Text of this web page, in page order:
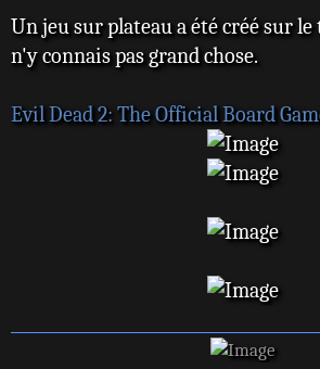
e
Un jeu sur plateau a été créé sur le
n'y connais pas grand chose.
Evil Dead 2: The Official Board